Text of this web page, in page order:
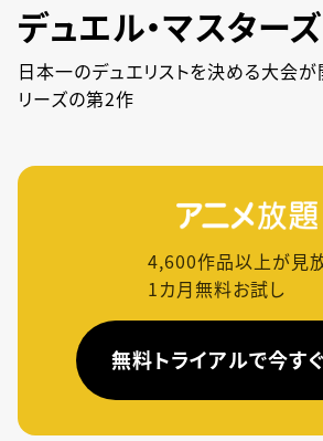
デュエル・マスター
日本一のデュエリストを決める大会が
リーズの第2作
4,600作品以上が見
1カ月無料お試し
無料トライアルで今す